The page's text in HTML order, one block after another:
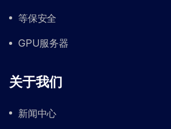
等保安全
GPU服务器
关于我们
新闻中心